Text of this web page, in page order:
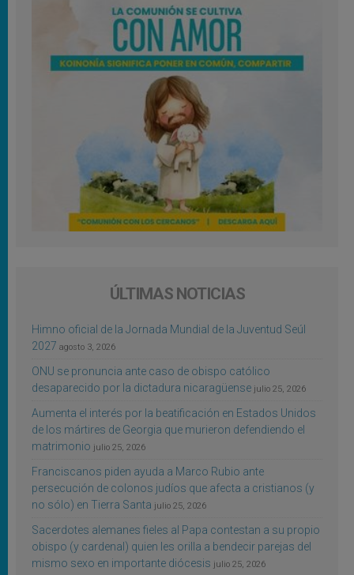
ÚLTIMAS NOTICIAS
Himno oficial de la Jornada Mundial de la Juventud Seúl
2027 agosto 3, 2026
ONU se pronuncia ante caso de obispo católico
desaparecido por la dictadura nicaragüense julio 25, 2026
Aumenta el interés por la beatificación en Estados Unidos
de los mártires de Georgia que murieron defendiendo el
matrimonio julio 25, 2026
Franciscanos piden ayuda a Marco Rubio ante
persecución de colonos judíos que afecta a cristianos (y
no sólo) en Tierra Santa julio 25, 2026
Sacerdotes alemanes fieles al Papa contestan a su propio
obispo (y cardenal) quien les orilla a bendecir parejas del
mismo sexo en importante diócesis julio 25, 2026